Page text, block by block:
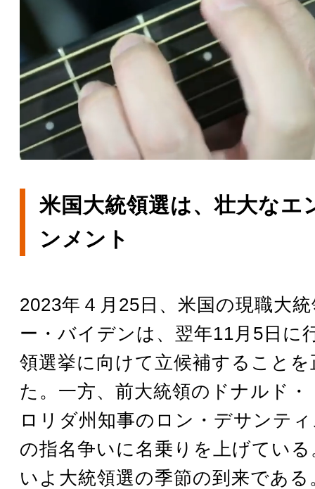
米国大統領選は、壮大なエ
ンメント
2023年４月25日、米国の現職大
ー・バイデンは、翌年11月5日に
領選挙に向けて立候補すること
た。一方、前大統領のドナルド
ロリダ州知事のロン・デサンテ
の指名争いに名乗りを上げてい
いよ大統領選の季節の到来である